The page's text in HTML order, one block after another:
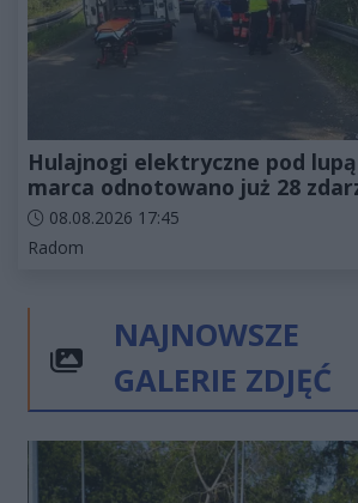
Hulajnogi elektryczne pod
marca odnotowano już 28
Data dodania artykułu:
08.08.2026 17:45
Kategorie artykułu:
Radom
NAJNOWSZE
GALERIE ZDJĘĆ